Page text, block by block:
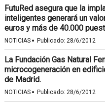
FutuRed asegura que la
inteligentes generará un
euros y más de 40.000
NOTICIAS · Publicado: 28/6/2012
La Fundación Gas Natural
microcogeneración en
de Madrid.
NOTICIAS · Publicado: 28/6/2012